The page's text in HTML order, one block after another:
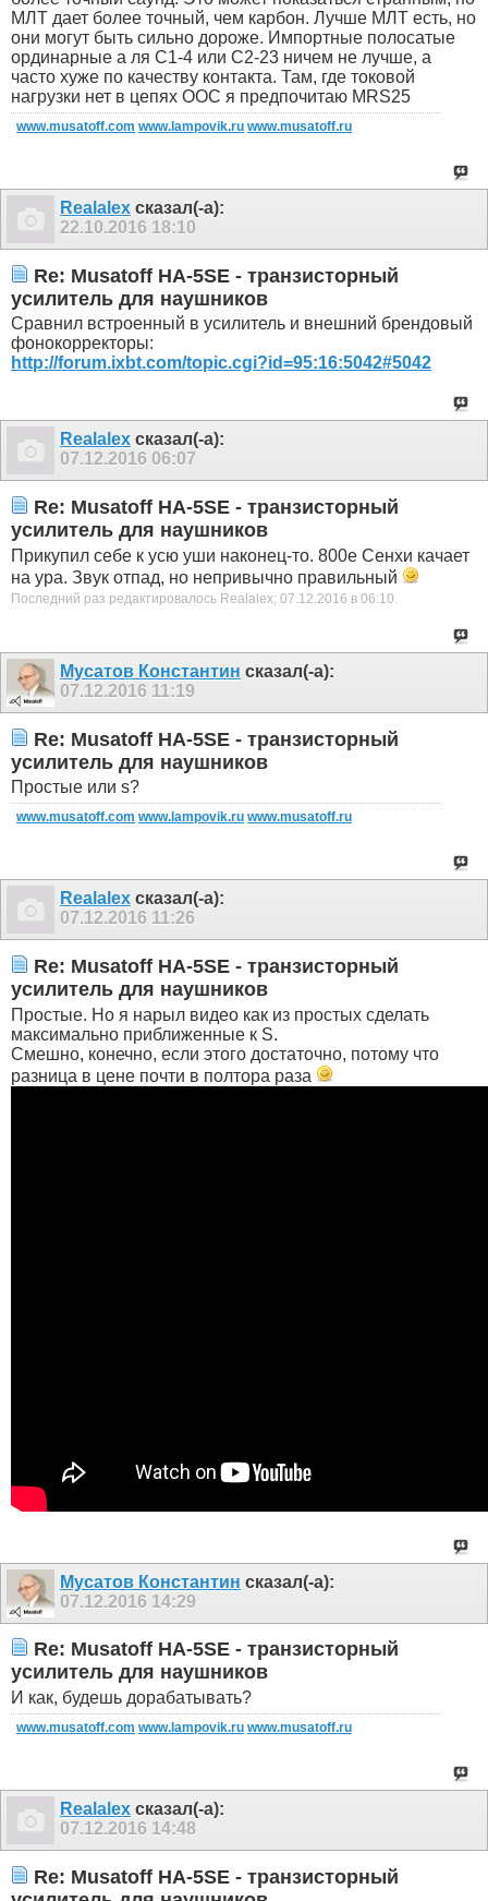
МЛТ дает более точный, чем карбон. Лучше МЛТ есть, но
они могут быть сильно дороже. Импортные полосатые
ординарные а ля С1-4 или С2-23 ничем не лучше, а
часто хуже по качеству контакта. Там, где токовой
нагрузки нет в цепях ООС я предпочитаю MRS25
www.musatoff.com www.lampovik.ru www.musatoff.ru
Realalex сказал(-а):
22.10.2016 18:10
Re: Musatoff HA-5SE - транзисторный
усилитель для наушников
Сравнил встроенный в усилитель и внешний брендовый
фонокорректоры:
http://forum.ixbt.com/topic.cgi?id=95:16:5042#5042
Realalex сказал(-а):
07.12.2016 06:07
Re: Musatoff HA-5SE - транзисторный
усилитель для наушников
Прикупил себе к усю уши наконец-то. 800е Сенхи качает
на ура. Звук отпад, но непривычно правильный
Последний раз редактировалось Realalex; 07.12.2016 в 06:10
Мусатов Константин сказал(-а):
07.12.2016 11:19
Re: Musatoff HA-5SE - транзисторный
усилитель для наушников
Простые или s?
www.musatoff.com www.lampovik.ru www.musatoff.ru
Realalex сказал(-а):
07.12.2016 11:26
Re: Musatoff HA-5SE - транзисторный
усилитель для наушников
Простые. Но я нарыл видео как из простых сделать
максимально приближенные к S.
Смешно, конечно, если этого достаточно, потому что
разница в цене почти в полтора раза
Мусатов Константин сказал(-а):
07.12.2016 14:29
Re: Musatoff HA-5SE - транзисторный
усилитель для наушников
И как, будешь дорабатывать?
www.musatoff.com www.lampovik.ru www.musatoff.ru
Realalex сказал(-а):
07.12.2016 14:48
Re: Musatoff HA-5SE - транзисторный